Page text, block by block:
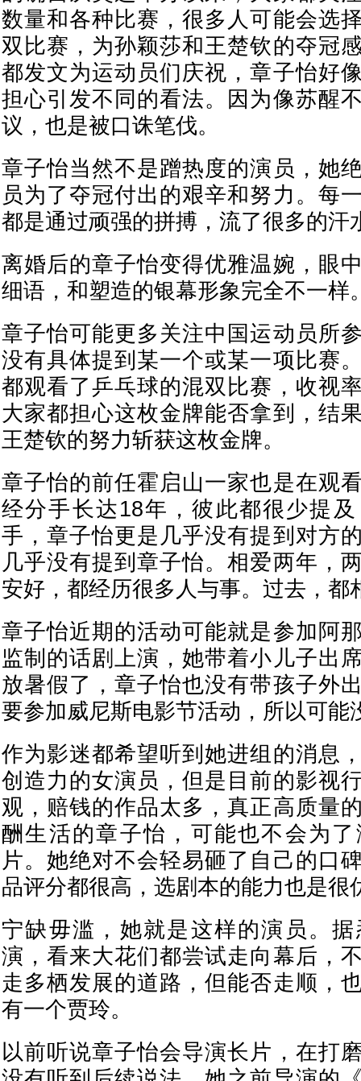
数量和各种比赛，很多人可能会选
双比赛，为孙颖莎和王楚钦的夺冠
都发文为运动员们庆祝，章子怡好
担心引发不同的看法。因为像苏醒
议，也是被口诛笔伐。
章子怡当然不是蹭热度的演员，她
员为了夺冠付出的艰辛和努力。每
都是通过顽强的拼搏，流了很多的汗
离婚后的章子怡变得优雅温婉，眼
细语，和塑造的银幕形象完全不一样
章子怡可能更多关注中国运动员所
没有具体提到某一个或某一项比赛
都观看了乒乓球的混双比赛，收视
大家都担心这枚金牌能否拿到，结
王楚钦的努力斩获这枚金牌。
章子怡的前任霍启山一家也是在观
经分手长达18年，彼此都很少提
手，章子怡更是几乎没有提到对方
几乎没有提到章子怡。相爱两年，
安好，都经历很多人与事。过去，都
章子怡近期的活动可能就是参加阿
监制的话剧上演，她带着小儿子出
放暑假了，章子怡也没有带孩子外
要参加威尼斯电影节活动，所以可能
作为影迷都希望听到她进组的消息
创造力的女演员，但是目前的影视
观，赔钱的作品太多，真正高质量
酬生活的章子怡，可能也不会为
片。她绝对不会轻易砸了自己的口
品评分都很高，选剧本的能力也是很
宁缺毋滥，她就是这样的演员。
演，看来大花们都尝试走向幕后，
走多栖发展的道路，但能否走顺，
有一个贾玲。
以前听说章子怡会导演长片，在打